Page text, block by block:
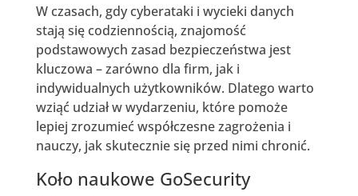
W czasach, gdy cyberataki i wycieki danych
stają się codziennością, znajomość
podstawowych zasad bezpieczeństwa jest
kluczowa – zarówno dla firm, jak i
indywidualnych użytkowników. Dlatego warto
wziąć udział w wydarzeniu, które pomoże
lepiej zrozumieć współczesne zagrożenia i
nauczy, jak skutecznie się przed nimi chronić.
Koło naukowe GoSecurity